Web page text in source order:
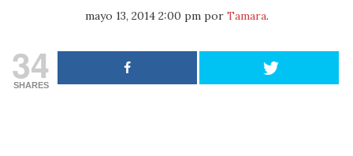
mayo 13, 2014 2:00 pmpor Tamara.
34
SHARES